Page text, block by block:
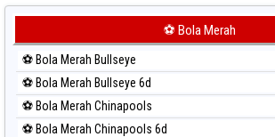
Paito Harian Sydney Lottery
Paito Harian Sydney Lottery 6d
Paito Harian Sydney Lotto
Paito Harian Sydney Pools 6d
Paito Harian Taipei
Paito Harian Taiwan
⚽ Bola Merah
⚽ Bola Merah Bullseye
⚽ Bola Merah Bullseye 6d
⚽ Bola Merah Chinapools
⚽ Bola Merah Chinapools 6d